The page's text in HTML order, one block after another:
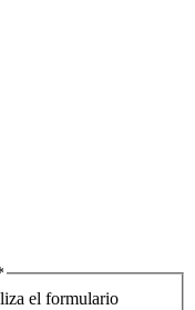
el formulario